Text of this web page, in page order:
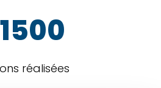
réalisées